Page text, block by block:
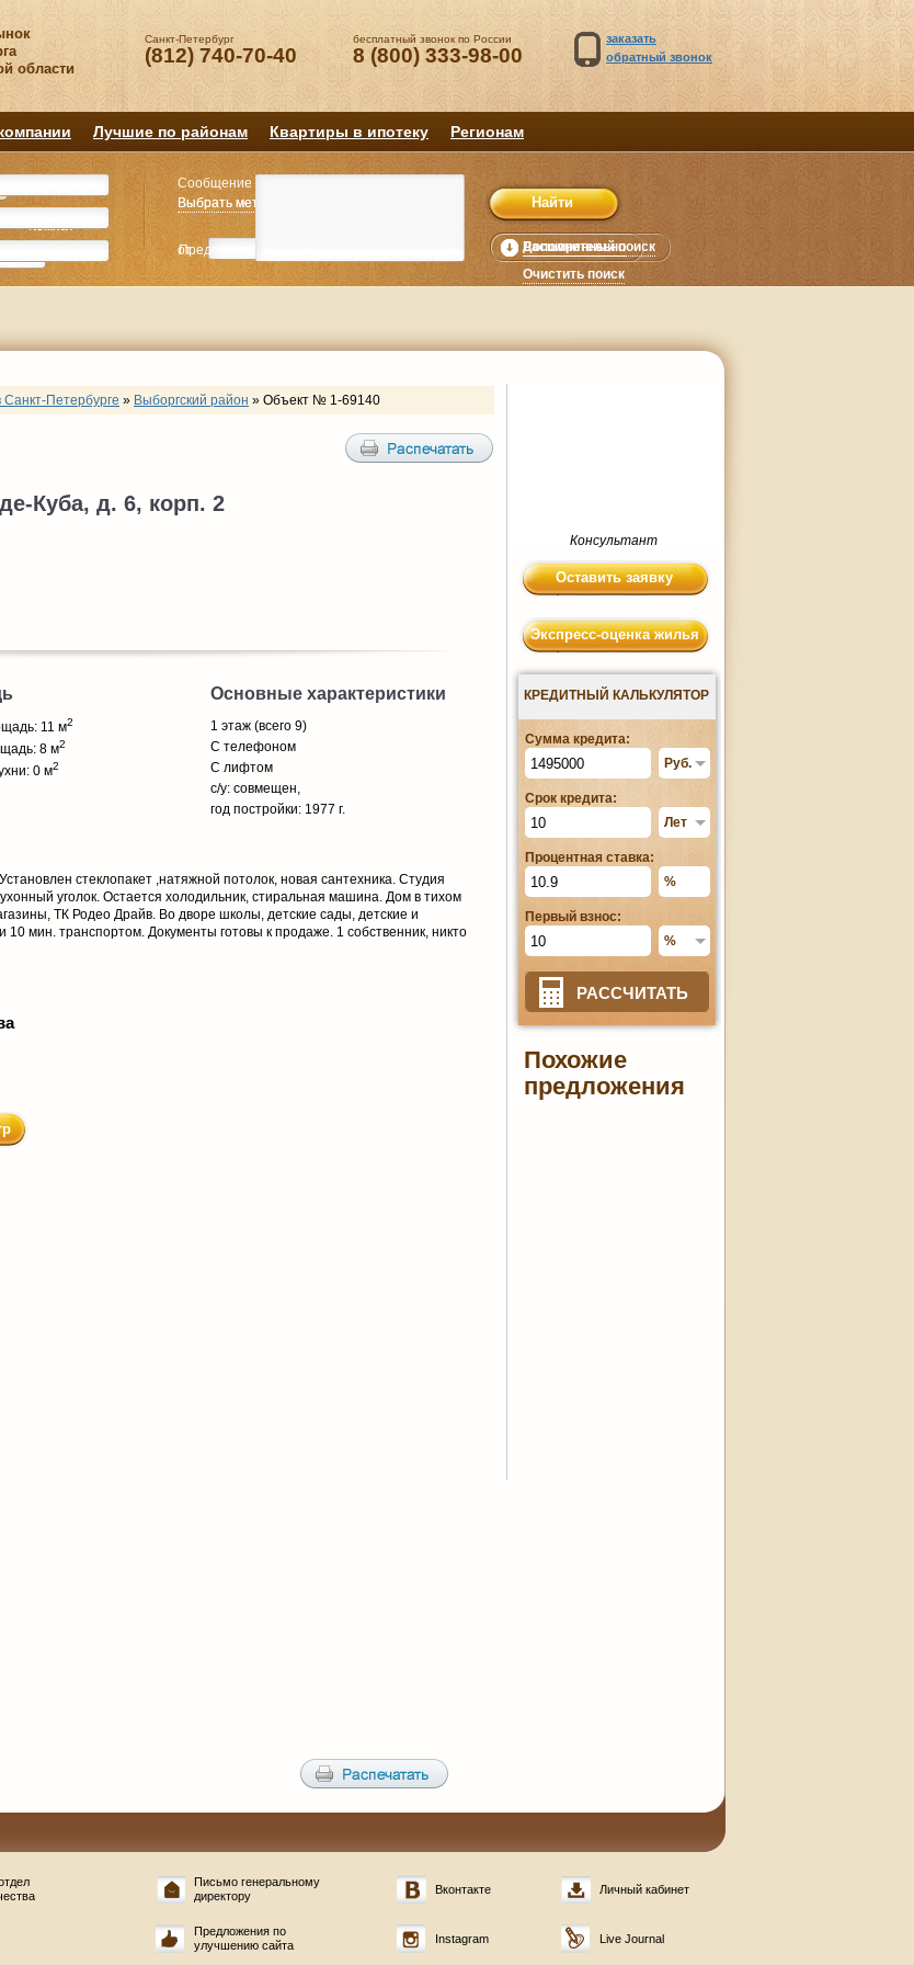
области
Санкт-Петербург
(812) 740-70-40
бесплатный звонок по России
8 (800) 333-98-00
заказать
обратный звонок
Лучшие по районам Квартиры в ипотеку Регионам
Комнат
Выбрать метро
от
Расширенный поиск
Очистить поиск
Комнат
Выбрать метро
Предпочитаемая цена Дополнительно
Сообщение
Санкт-Петербурге » Выборгский район » Объект № 1-69140
Куба, д. 6, корп. 2
11 м2
8 м2
0 м2
Основные характеристики
1 этаж (всего 9)
С телефоном
С лифтом
с/у: совмещен,
год постройки: 1977 г.
стеклопакет ,натяжной потолок, новая сантехника. Студия
уголок. Остается холодильник, стиральная машина. Дом в тихом
ТК Родео Драйв. Во дворе школы, детские сады, детские и
мин. транспортом. Документы готовы к продаже. 1 собственник, никто
Консультант
Оставить заявку
Экспресс-оценка жилья
КРЕДИТНЫЙ КАЛЬКУЛЯТОР
Сумма кредита:
Срок кредита:
Процентная ставка:
Первый взнос:
РАССЧИТАТЬ
Похожие
предложения
Письмо генеральному
директору
Предложения по
улучшению сайта
Вконтакте
Instagram
Личный кабинет
Live Journal